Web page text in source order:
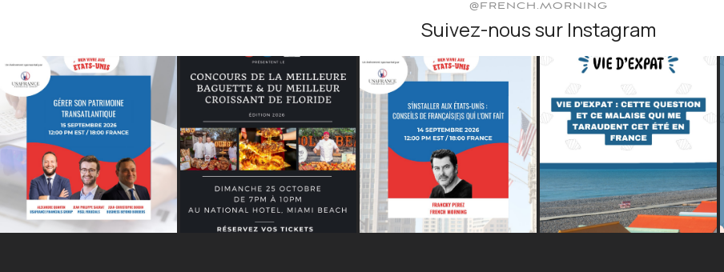
@FRENCH.MORNING
Suivez-nous sur Instagram